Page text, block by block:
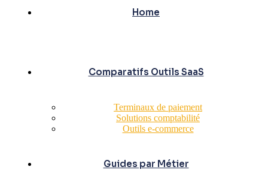
Home
Comparatifs Outils SaaS
Terminaux de paiement
Solutions comptabilité
Outils e-commerce
Guides par Métier